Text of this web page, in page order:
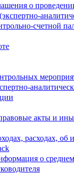
о
счетной
акты и
расходах, об
о